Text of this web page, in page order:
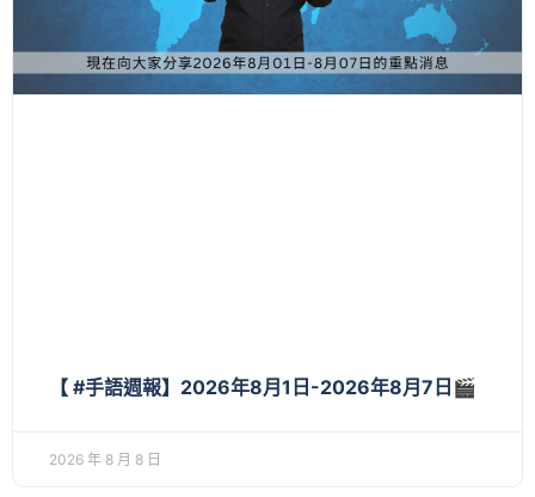
【 #手語週報】2026年8月1日-2026年8月7日🎬
2026 年 8 月 8 日